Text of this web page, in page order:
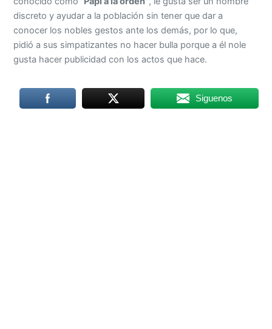
discreto y ayudar a la población sin tener que dar a
conocer los nobles gestos ante los demás, por lo que,
pidió a sus simpatizantes no hacer bulla porque a él nole
gusta hacer publicidad con los actos que hace.
Siguenos